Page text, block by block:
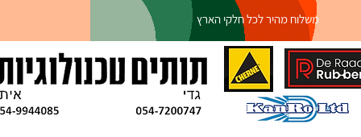
משלוח מהיר לכל חלקי הארץ